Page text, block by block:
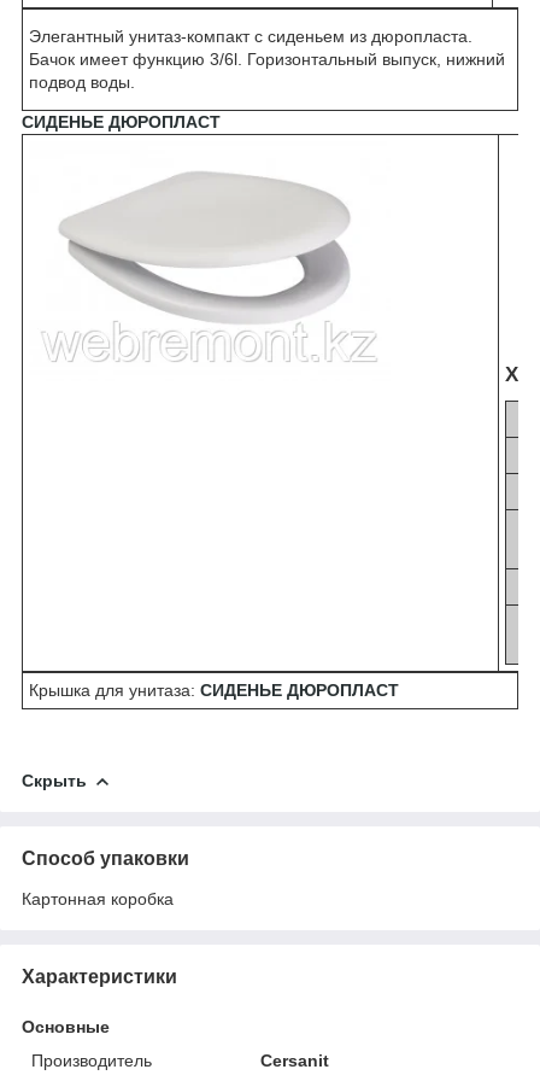
Элегантный унитаз-компакт с сиденьем из дюропласта.
Бачок имеет функцию 3/6l. Горизонтальный выпуск, нижний
подвод воды.
СИДЕНЬЕ ДЮРОПЛАСТ
Крышка для унитаза: СИДЕНЬЕ ДЮРОПЛАСТ
Скрыть
Способ упаковки
Картонная коробка
Характеристики
Основные
Производитель
Cersanit